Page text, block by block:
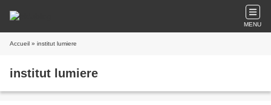
MENU
Accueil » institut lumiere
institut lumiere